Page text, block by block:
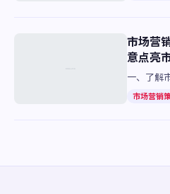
市场营
意点亮
一、了解
前，首先
市场营销